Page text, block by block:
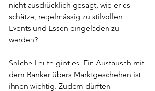
nicht ausdrücklich gesagt, wie er es
schätze, regelmässig zu stilvollen
Events und Essen eingeladen zu
werden?
Solche Leute gibt es. Ein Austausch mit
dem Banker übers Marktgeschehen ist
ihnen wichtig. Zudem dürften